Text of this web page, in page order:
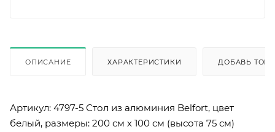
ОПИСАНИЕ ХАРАКТЕРИСТИКИ ДОБАВЬ
Артикул: 4797-5 Стол из алюминия Belfort, цвет
белый, размеры: 200 см х 100 см (высота 75 см)